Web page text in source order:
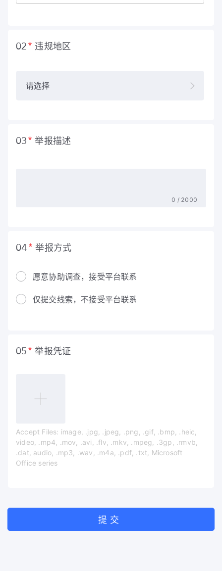
02 违规地区
请选择
03 举报描述
0 / 2000
04 举报方式
愿意协助调查，接受平台联系
仅提交线索，不接受平台联系
05 举报凭证
Accept Files: image, .jpg, .jpeg, .png, .gif, .bmp, .heic,
video, .mp4, .mov, .avi, .flv, .mkv, .mpeg, .3gp, .rmvb,
.dat, audio, .mp3, .wav, .m4a, .pdf, .txt, Microsoft
Office series
提 交